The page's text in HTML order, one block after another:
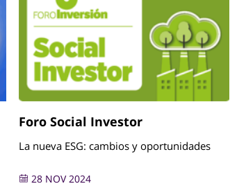
Foro Social Investor
La nueva ESG: cambios y oportunidades
28 NOV 2024